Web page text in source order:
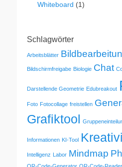
Whiteboard (1)
Schlagwörter
Arbeitsblätter
Bildschirmfreigabe Biologie Chat
Darstellende Geometrie Edubreakout
Foto Fotocollage freistellen
Grafiktool
Informationen KI-Tool
Intelligenz Labor Mindmap